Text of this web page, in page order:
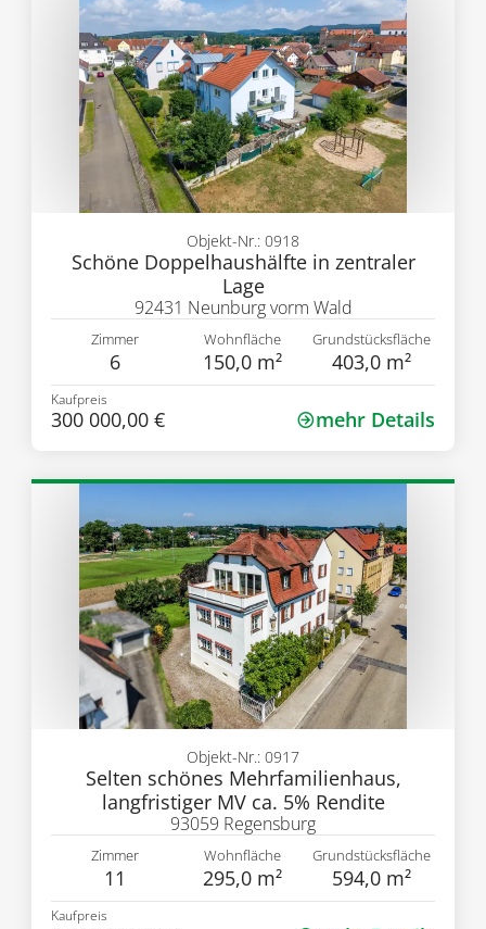
Schöne Doppelhaushälfte in zentraler
Lage
Objekt-Nr.: 0918
92431 Neunburg vorm Wald
Zimmer
6
Wohnfläche
150,0 m²
Grundstücksfläche
403,0 m²
Kaufpreis
300 000,00 € mehr Details
Selten schönes Mehrfamilienhaus,
langfristiger MV ca. 5% Rendite
Objekt-Nr.: 0917
93059 Regensburg
Zimmer
11
Wohnfläche
295,0 m²
Grundstücksfläche
594,0 m²
Kaufpreis